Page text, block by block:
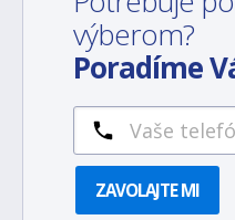
výberom?
Poradíme
ZAVOLAJTE MI